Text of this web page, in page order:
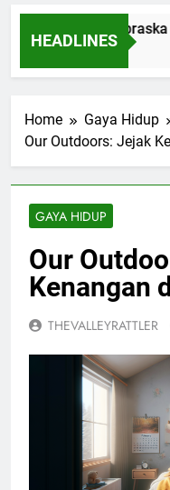
HEADLINES
Dominasi Nebraska
2 Bulan Ago
Home
Gaya Hidup
Our Outdoors: Jejak
GAYA HIDUP
Our
Kenangan
THEVALLEYRATTLER